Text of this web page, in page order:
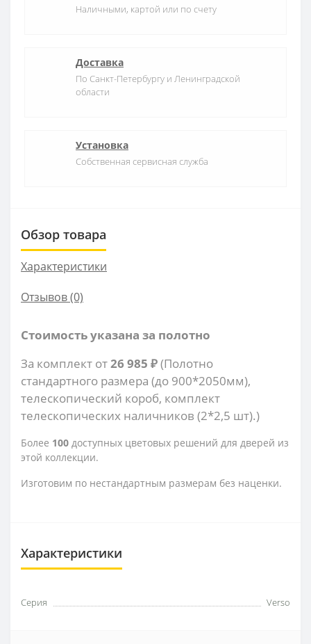
Наличными, картой или по счету
Доставка
По Санкт-Петербургу и Ленинградской
области
Установка
Собственная сервисная служба
Обзор товара
Характеристики
Отзывов (0)
Стоимость указана за полотно
За комплект от26 985 ₽(Полотно
стандартного размера (до 900*2050мм),
телескопический короб, комплект
телескопических наличников (2*2,5 шт).)
Более 100 доступных цветовых решений для дверей из
этой коллекции.
Изготовим по нестандартным размерам без наценки.
Характеристики
Серия Verso